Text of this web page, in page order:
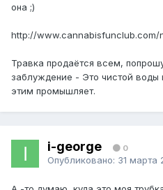
она ;)
http://www.cannabisfunclub.com/
Травка продаётся всем,
заблуждение - Это чистой воды
этим промышляет.
i-george 0
Опубликовано: 31 марта